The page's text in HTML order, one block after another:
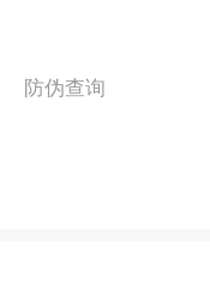
防伪查询